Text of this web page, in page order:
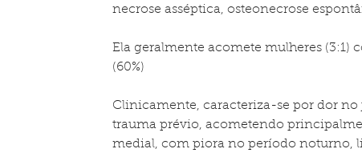
necrose asséptica, osteonecrose
Ela geralmente acomete mulheres (3:1)
(60%)
Clinicamente, caracteriza-se por dor
trauma prévio, acometendo
medial, com piora no período noturno,